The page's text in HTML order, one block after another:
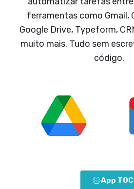
ferramentas como Gmail,
Google Drive, Typeform,
muito mais. Tudo sem
código.
App